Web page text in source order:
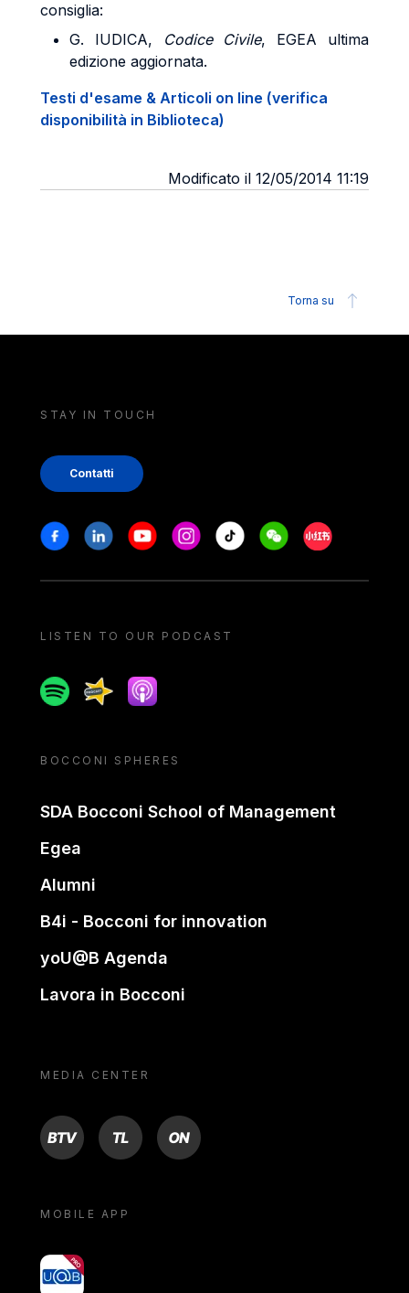
consiglia:
G. IUDICA,
Codice Civile, EGEA ultima
edizione aggiornata.
Testi d'esame & Articoli on line (verifica
disponibilità in Biblioteca)
Modificato il 12/05/2014 11:19
Torna su
STAY IN TOUCH
Contatti
Stay in touch
FacebookLinkedinYoutubeInstagram
Tiktok WeechatXiaohongshu/
LISTEN TO OUR PODCAST
SpotifySpreakerApple podcast
BOCCONI SPHERES
SDA Bocconi School of Management
Egea
Alumni
B4i - Bocconi for innovation
yoU@B Agenda
Lavora in Bocconi
MEDIA CENTER
BTV TL ON
MOBILE APP
yoU@B